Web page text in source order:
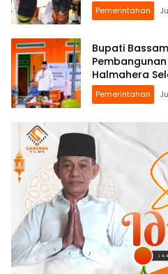
Pemerintahan
Bupati
Halmahera
Literasi Daerah
Pemerintahan